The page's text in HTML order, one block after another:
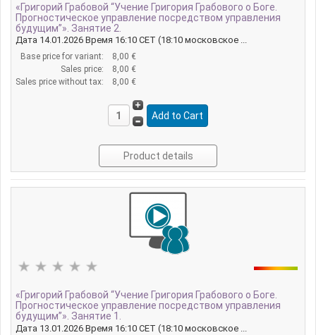
«Григорий Грабовой “Учение Григория Грабового о Боге.
Прогностическое управление посредством управления
будущим”». Занятие 2.
Дата 14.01.2026 Время 16:10 CET (18:10 московское ...
Base price for variant:
8,00 €
Sales price:
8,00 €
Sales price without tax:
8,00 €
Product details
«Григорий Грабовой “Учение Григория Грабового о Боге.
Прогностическое управление посредством управления
будущим”». Занятие 1.
Дата 13.01.2026 Время 16:10 CET (18:10 московское ...